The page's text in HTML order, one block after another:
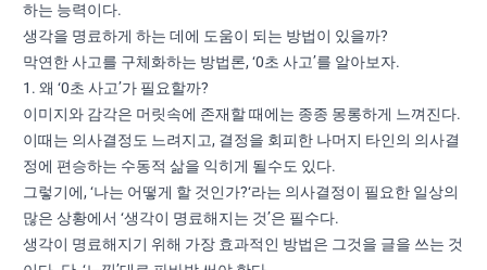
하는 능력이다.
생각을 명료하게 하는 데에 도움이 되는 방법이 있을까?
막연한 사고를 구체화하는 방법론, ‘0초 사고’를 알아보자.
1. 왜 ‘0초 사고’가 필요할까?
이미지와 감각은 머릿속에 존재할 때에는 종종 몽롱하게 느껴진다.
이때는 의사결정도 느려지고, 결정을 회피한 나머지 타인의 의사결
정에 편승하는 수동적 삶을 익히게 될수도 있다.
그렇기에, ‘나는 어떻게 할 것인가?‘라는 의사결정이 필요한 일상의
많은 상황에서 ‘생각이 명료해지는 것’은 필수다.
생각이 명료해지기 위해 가장 효과적인 방법은 그것을 글을 쓰는 것